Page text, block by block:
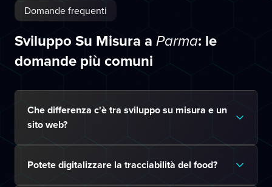
Domande frequenti
Sviluppo Su Misura a Parma: le
domande più comuni
Che differenza c'è tra sviluppo su misura e un
sito web?
Potete digitalizzare la tracciabilità del food?